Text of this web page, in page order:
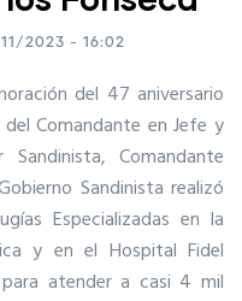
2023 - 16:02
del 47 aniversario
Comandante en Jefe y
Comandante
Sandinista realizó
Especializadas en la
y en el Hospital Fidel
atender a casi 4 mil